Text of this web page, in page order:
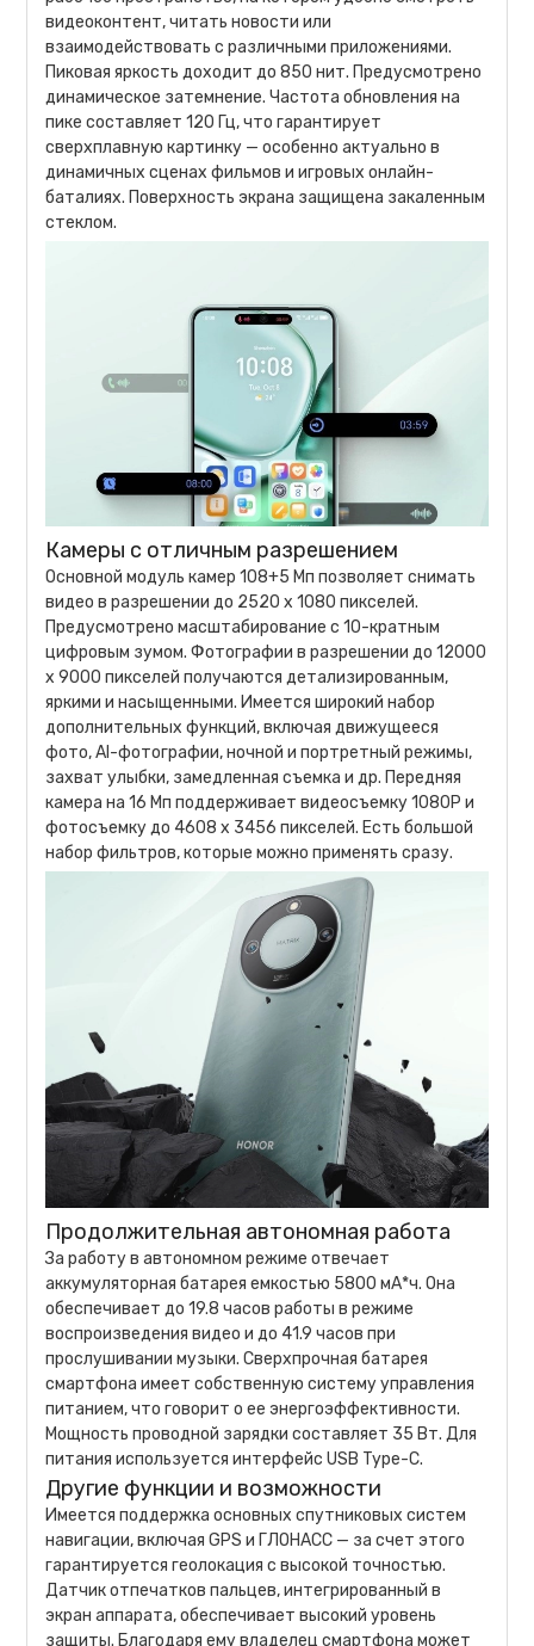
видеоконтент, читать новости или
взаимодействовать с различными приложениями.
Пиковая яркость доходит до 850 нит. Предусмотрено
динамическое затемнение. Частота обновления на
пике составляет 120 Гц, что гарантирует
сверхплавную картинку — особенно актуально в
динамичных сценах фильмов и игровых онлайн-
баталиях. Поверхность экрана защищена закаленным
стеклом.
Камеры с отличным разрешением
Основной модуль камер 108+5 Мп позволяет снимать
видео в разрешении до 2520 х 1080 пикселей.
Предусмотрено масштабирование с 10-кратным
цифровым зумом. Фотографии в разрешении до 12000
х 9000 пикселей получаются детализированным,
яркими и насыщенными. Имеется широкий набор
дополнительных функций, включая движущееся
фото, AI-фотографии, ночной и портретный режимы,
захват улыбки, замедленная съемка и др. Передняя
камера на 16 Мп поддерживает видеосъемку 1080Р и
фотосъемку до 4608 х 3456 пикселей. Есть большой
набор фильтров, которые можно применять сразу.
Продолжительная автономная работа
За работу в автономном режиме отвечает
аккумуляторная батарея емкостью 5800 мА*ч. Она
обеспечивает до 19.8 часов работы в режиме
воспроизведения видео и до 41.9 часов при
прослушивании музыки. Сверхпрочная батарея
смартфона имеет собственную систему управления
питанием, что говорит о ее энергоэффективности.
Мощность проводной зарядки составляет 35 Вт. Для
питания используется интерфейс USB Type-C.
Другие функции и возможности
Имеется поддержка основных спутниковых систем
навигации, включая GPS и ГЛОНАСС — за счет этого
гарантируется геолокация с высокой точностью.
Датчик отпечатков пальцев, интегрированный в
экран аппарата, обеспечивает высокий уровень
защиты. Благодаря ему владелец смартфона может